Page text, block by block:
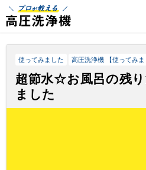
使ってみました 高圧洗浄機 【使ってみま
超節水☆お風呂の残
ました